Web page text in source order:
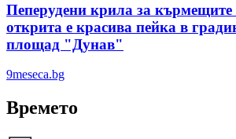
Пеперудени крила за кърмещите
открита е красива пейка в
площад "Дунав"
9meseca.bg
Времето